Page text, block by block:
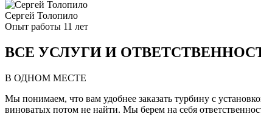
Сергей Толопило
Опыт работы 11 лет
ВСЕ УСЛУГИ И
В ОДНОМ МЕСТЕ
Мы понимаем, что вам удобнее заказать турбину с
виноватых потом не найти. Мы берем на себя